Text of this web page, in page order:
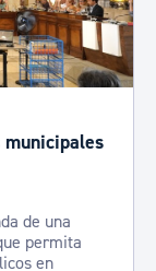
municipales
de una
permita
en